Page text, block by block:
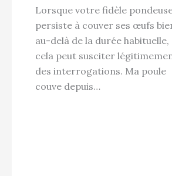
Lorsque votre fidèle
persiste à couver ses œufs
au-delà de la durée habituelle,
cela peut susciter
des interrogations. Ma poule
couve depuis…